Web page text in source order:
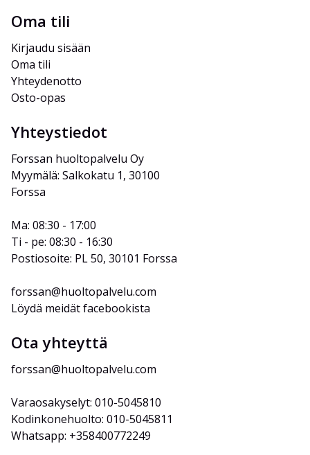
Oma tili
Kirjaudu sisään
Oma tili
Yhteydenotto
Osto-opas
Yhteystiedot
Forssan huoltopalvelu Oy
Myymälä: Salkokatu 1, 30100
Forssa
Ma: 08:30 - 17:00
Ti - pe: 08:30 - 16:30
Postiosoite: PL 50, 30101 Forssa
forssan@huoltopalvelu.com
Löydä meidät facebookista
Ota yhteyttä
forssan@huoltopalvelu.com
Varaosakyselyt: 010-5045810
Kodinkonehuolto: 010-5045811
Whatsapp: +358400772249